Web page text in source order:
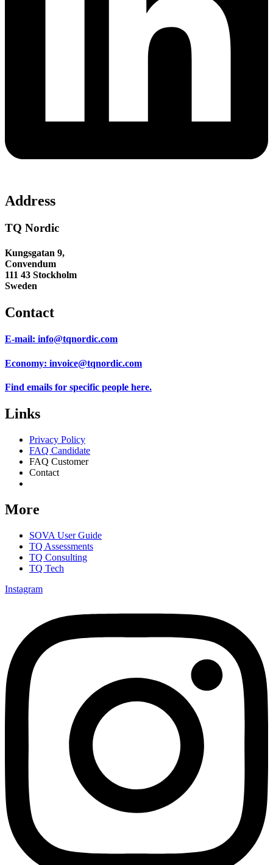
Address
TQ Nordic
Kungsgatan 9,
Convendum
111 43 Stockholm
Sweden
Contact
E-mail: info@tqnordic.com
Economy: invoice@tqnordic.com
Find emails for specific people here.
Links
Privacy Policy
FAQ Candidate
FAQ Customer
Contact
More
SOVA User Guide
TQ Assessments
TQ Consulting
TQ Tech
Instagram